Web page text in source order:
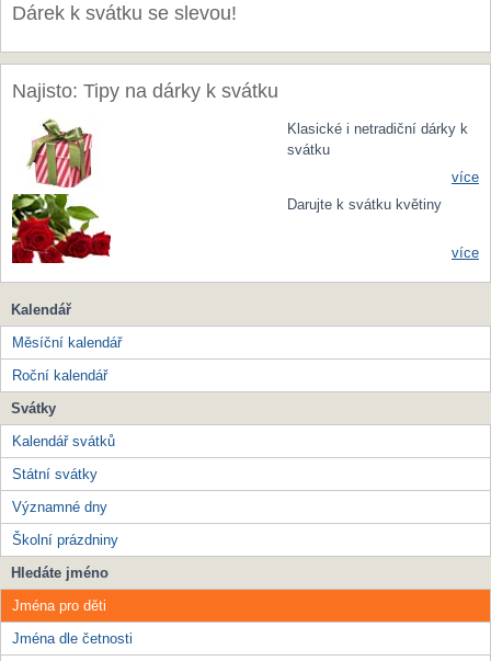
Dárek k svátku se slevou!
Najisto: Tipy na dárky k svátku
Klasické i netradiční dárky k
svátku
více
Darujte k svátku květiny
více
Kalendář
Měsíční kalendář
Roční kalendář
Svátky
Kalendář svátků
Státní svátky
Významné dny
Školní prázdniny
Hledáte jméno
Jména pro děti
Jména dle četnosti